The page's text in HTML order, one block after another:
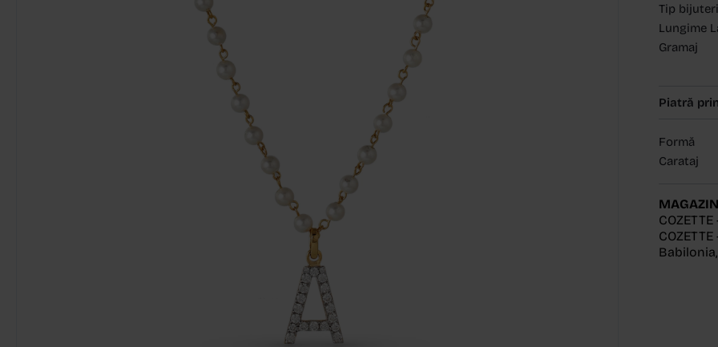
Tip
Lungime
Gramaj
Piatră
Formă
Carataj